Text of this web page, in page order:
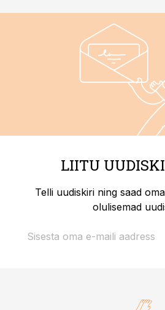
LIITU
Telli uudiskiri ning saad
olulisemad